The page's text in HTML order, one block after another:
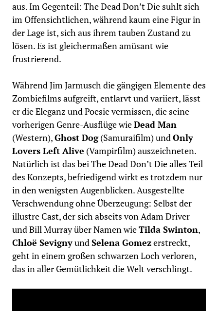
aus. Im Gegenteil: The Dead Don’t Die suhlt sich
im Offensichtlichen, während kaum eine Figur in
der Lage ist, sich aus ihrem tauben Zustand zu
lösen. Es ist gleichermaßen amüsant wie
frustrierend.
Während Jim Jarmusch die gängigen Elemente des
Zombiefilms aufgreift, entlarvt und variiert, lässt
er die Eleganz und Poesie vermissen, die seine
vorherigen Genre-Ausflüge wieDead Man
(Western),Ghost Dog(Samuraifilm) undOnly
Lovers Left Alive (Vampirfilm) auszeichneten.
Natürlich ist das bei The Dead Don’t Die alles Teil
des Konzepts, befriedigend wirkt es trotzdem nur
in den wenigsten Augenblicken. Ausgestellte
Verschwendung ohne Überzeugung: Selbst der
illustre Cast, der sich abseits von Adam Driver
und Bill Murray über Namen wieTilda Swinton,
Chloë SevignyundSelena Gomezerstreckt,
geht in einem großen schwarzen Loch verloren,
das in aller Gemütlichkeit die Welt verschlingt.